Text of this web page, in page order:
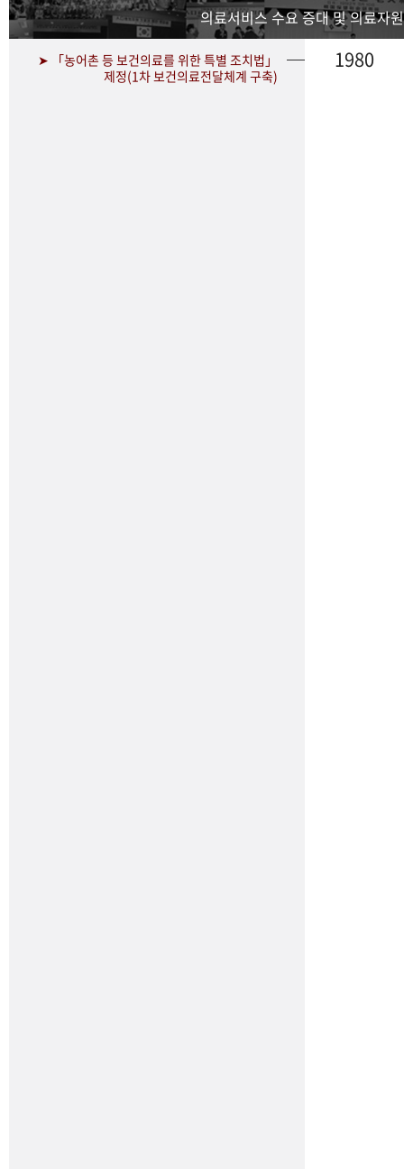
의료서비스 수요 증대 및 의료자
➤ 「농어촌 등 보건의료를 위한 특별 조치법」
제정(1차 보건의료전달체계 구축)
1980